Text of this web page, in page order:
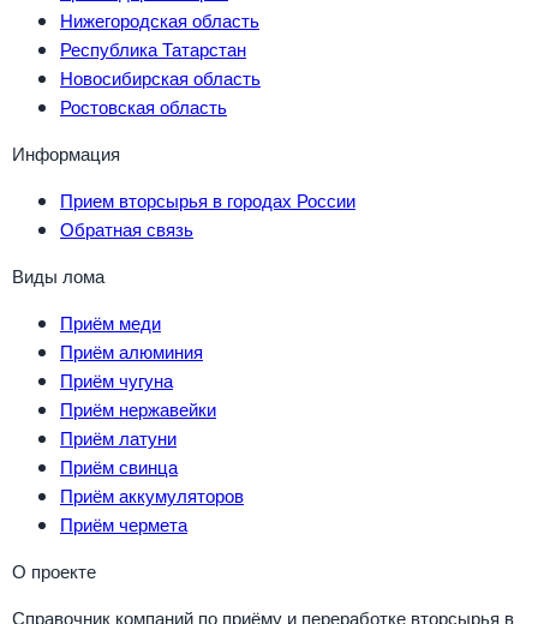
Нижегородская область
Республика Татарстан
Новосибирская область
Ростовская область
Информация
Прием вторсырья в городах России
Обратная связь
Виды лома
Приём меди
Приём алюминия
Приём чугуна
Приём нержавейки
Приём латуни
Приём свинца
Приём аккумуляторов
Приём чермета
О проекте
Справочник компаний по приёму и переработке вторсырья в